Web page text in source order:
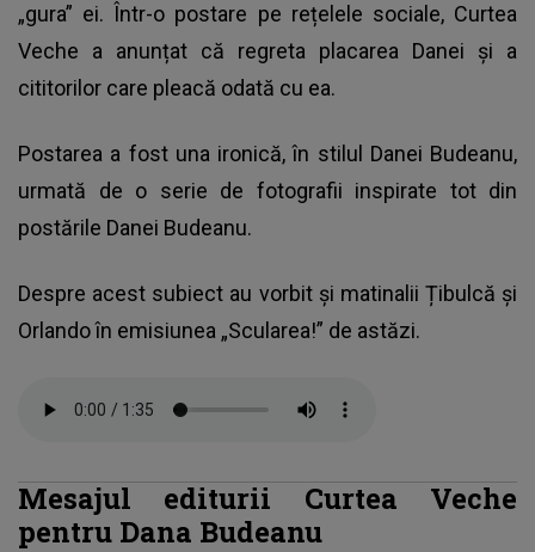
„gura” ei. Într-o postare pe rețelele sociale, Curtea
Veche a anunțat că regreta placarea Danei și a
cititorilor care pleacă odată cu ea.
Postarea a fost una ironică, în stilul Danei Budeanu,
urmată de o serie de fotografii inspirate tot din
postările Danei Budeanu.
Despre acest subiect au vorbit și matinalii Țibulcă și
Orlando în emisiunea „Scularea!” de astăzi.
Mesajul editurii Curtea Veche
pentru Dana Budeanu